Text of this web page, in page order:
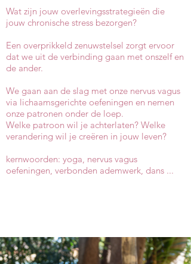
Wat zijn jouw overlevingsstrategieën die
jouw chronische stress bezorgen?
Een overprikkeld zenuwstelsel zorgt ervoor
dat we uit de verbinding gaan met onszelf en
de ander.
We gaan aan de slag met onze nervus vagus
via lichaamsgerichte oefeningen en nemen
onze patronen onder de loep.
Welke patroon wil je achterlaten? Welke
verandering wil je creëren in jouw leven?
kernwoorden: yoga, nervus vagus
oefeningen, verbonden ademwerk, dans ...